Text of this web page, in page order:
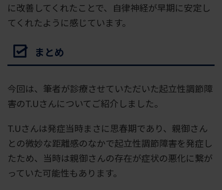
に改善してくれたことで、自律神経が早期に安定し
てくれたように感じています。
まとめ
今回は、筆者が診療させていただいた起立性調節障
害のT.Uさんについてご紹介しました。
T.Uさんは発症当時まさに思春期であり、親御さん
との微妙な距離感のなかで起立性調節障害を発症し
たため、当時は親御さんの存在が症状の悪化に繋が
っていた可能性もあります。